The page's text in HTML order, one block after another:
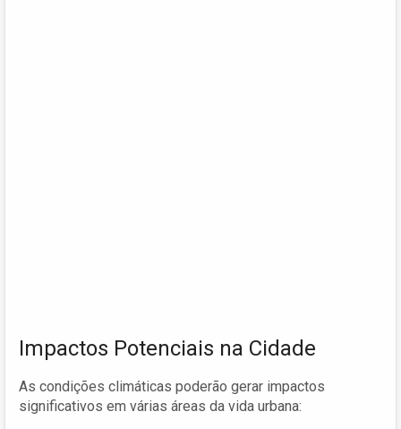
Impactos Potenciais na Cidade
As condições climáticas poderão gerar impactos
significativos em várias áreas da vida urbana: